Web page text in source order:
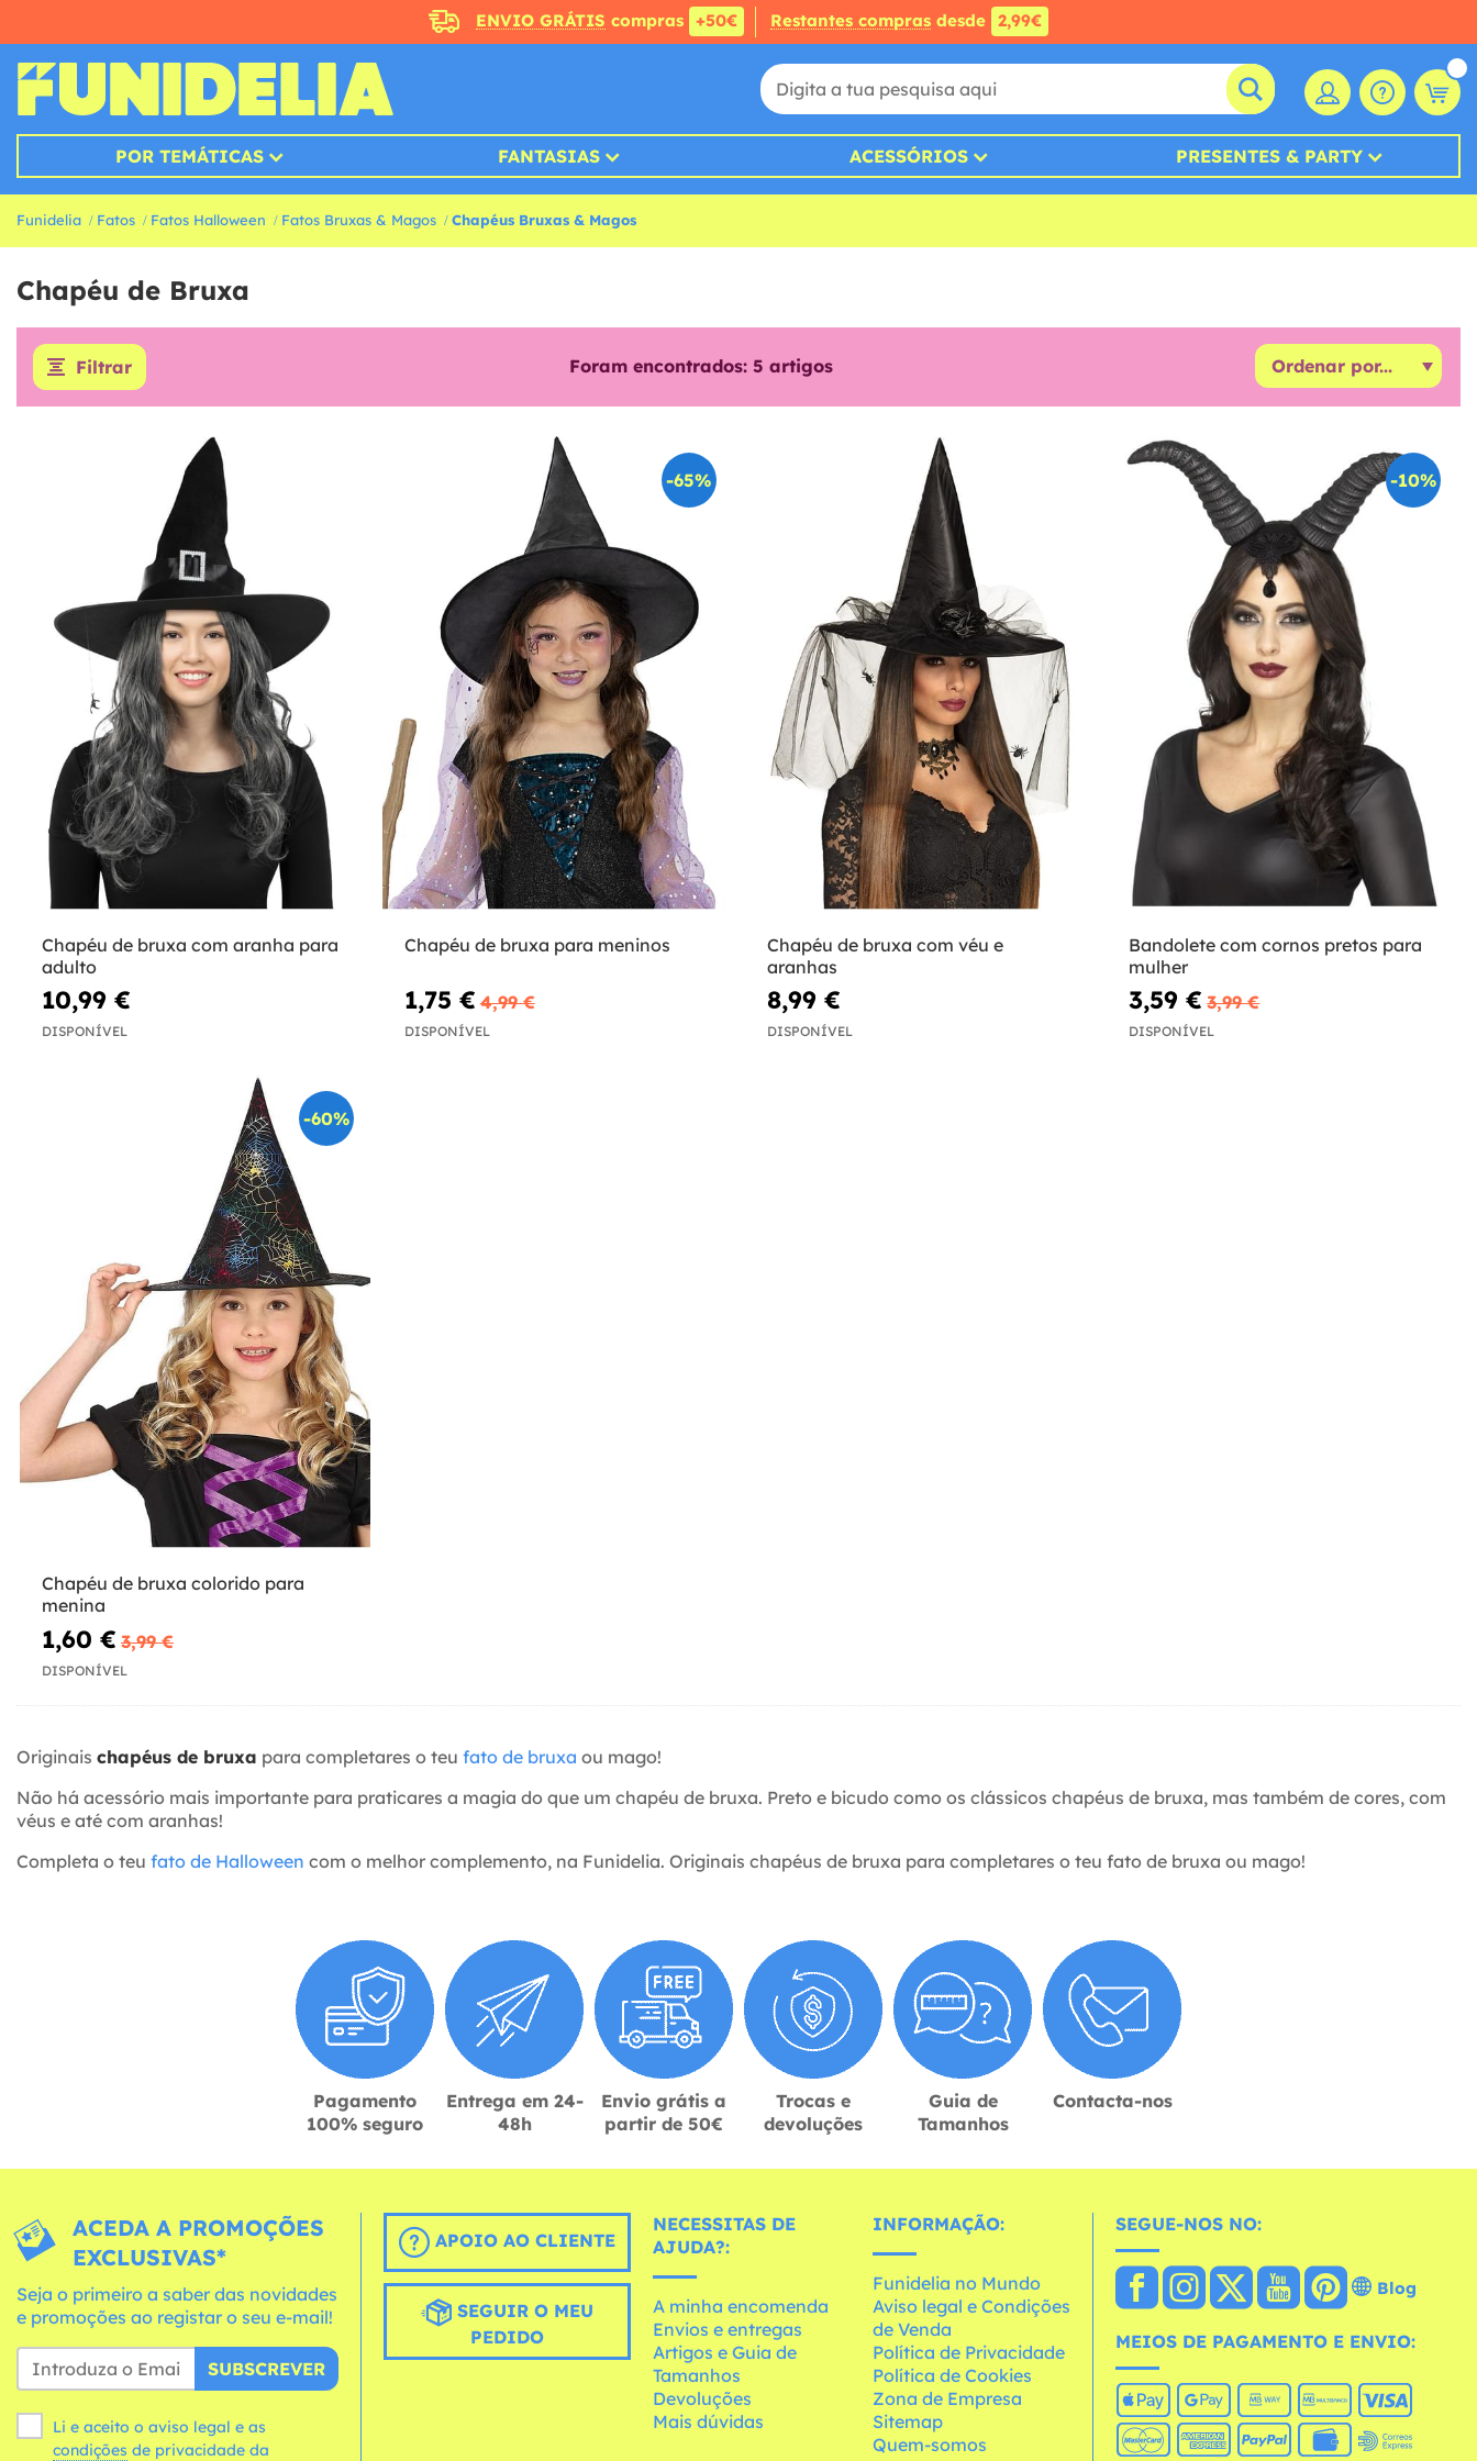
ENVIO GRÁTIS compras +50€ Restantes compras desde 2,99€
POR TEMÁTICAS FANTASIAS ACESSÓRIOS PRESENTES & PARTY
Funidelia Fatos Fatos Halloween Fatos Bruxas & Magos Chapéus Bruxas & Magos
Chapéu de Bruxa
Filtrar Foram encontrados: 5 artigos
Chapéu de bruxa com aranha para
adulto
10,99 €
DISPONÍVEL
-65%
Chapéu de bruxa para meninos
1,75 € 4,99 €
DISPONÍVEL
Chapéu de bruxa com véu e
aranhas
8,99 €
DISPONÍVEL
-10%
Bandolete com cornos pretos para
mulher
3,59 € 3,99 €
DISPONÍVEL
-60%
Chapéu de bruxa colorido para
menina
1,60 € 3,99 €
DISPONÍVEL
Originais chapéus de bruxa para completares o teu fato de bruxa ou mago!
Não há acessório mais importante para praticares a magia do que um chapéu de bruxa. Preto e bicudo como os clássicos chapéus de bruxa, mas também de cores, com
véus e até com aranhas!
Completa o teu fato de Halloween com o melhor complemento, na Funidelia. Originais chapéus de bruxa para completares o teu fato de bruxa ou mago!
Pagamento
100% seguro
Entrega em 24-
48h
Envio grátis a
partir de 50€
Trocas e
devoluções
Guia de
Tamanhos
Contacta-nos
ACEDA A PROMOÇÕES
EXCLUSIVAS*
Seja o primeiro a saber das novidades
e promoções ao registar o seu e-mail!
SUBSCREVER
Li e aceito o aviso legal e as
condições
APOIO AO CLIENTE
SEGUIR O MEU
PEDIDO
NECESSITAS DE
AJUDA?:
A minha encomenda
Envios e entregas
Artigos e Guia de
Tamanhos
Devoluções
Mais dúvidas
INFORMAÇÃO:
Funidelia no Mundo
Aviso legal e Condições
de Venda
Política de Privacidade
Política de Cookies
Zona de Empresa
Sitemap
Quem-somos
SEGUE-NOS NO:
Blog
MEIOS DE PAGAMENTO E ENVIO: